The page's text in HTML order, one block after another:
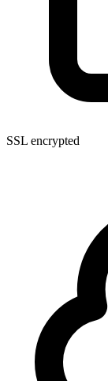
SSL encrypted